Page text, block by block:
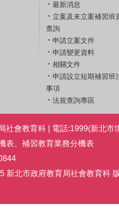
最新消息
立案及未立案補習班
查詢
申請立案文件
申請變更資料
相關文件
申請設立短期補習班
事項
法規查詢專區
社會教育科 | 電話:1999(新北市
表
補習教育業務分機表
新北市政府教育局社會教育科